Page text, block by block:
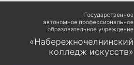
Государственное
автономное профессиональное
образовательное учреждение
«Набережночелнинский
колледж искусств»